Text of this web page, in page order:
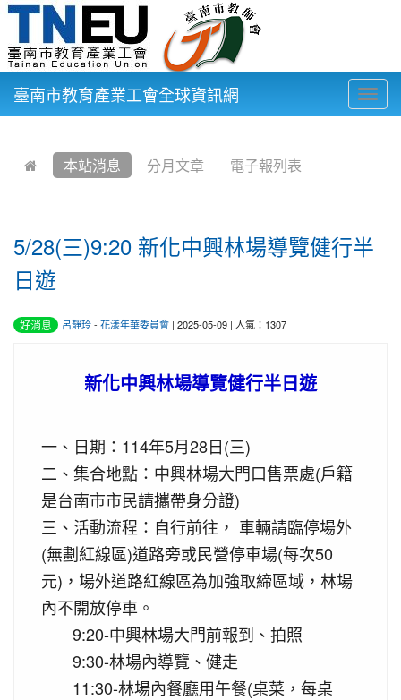
臺南市教育產業工會全球資訊網
本站消息 分月文章 電子報列表
5/28(三)9:20 新化中興林場導覽健行半
日遊
好消息 呂靜玲- 花漾年華委員會 | 2025-05-09 | 人氣：1307
新化中興林場導覽健行半日遊
一、日期：114年5月28日(三)
二、集合地點：中興林場大門口售票處(戶籍
是台南市市民請攜帶身分證)
三、活動流程：自行前往， 車輛請臨停場外
(無劃紅線區)道路旁或民營停車場(每次50
元)，場外道路紅線區為加強取締區域，林場
內不開放停車。
9:20-中興林場大門前報到、拍照
9:30-林場內導覽、健走
11:30-林場內餐廳用午餐(桌菜，每桌